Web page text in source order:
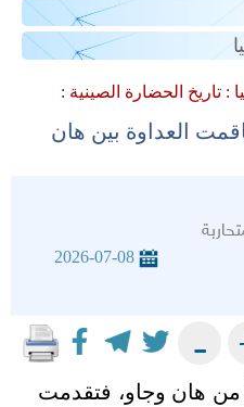
: تاريخ الحضارة الصينية :
العداوة بين هان
2026-07-08
-
من هان وجاو، فتقدمت